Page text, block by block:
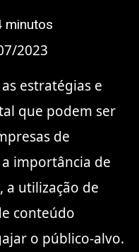
minutos
2023
estratégias e
que podem ser
de
importância de
a utilização de
conteúdo
o público-alvo.